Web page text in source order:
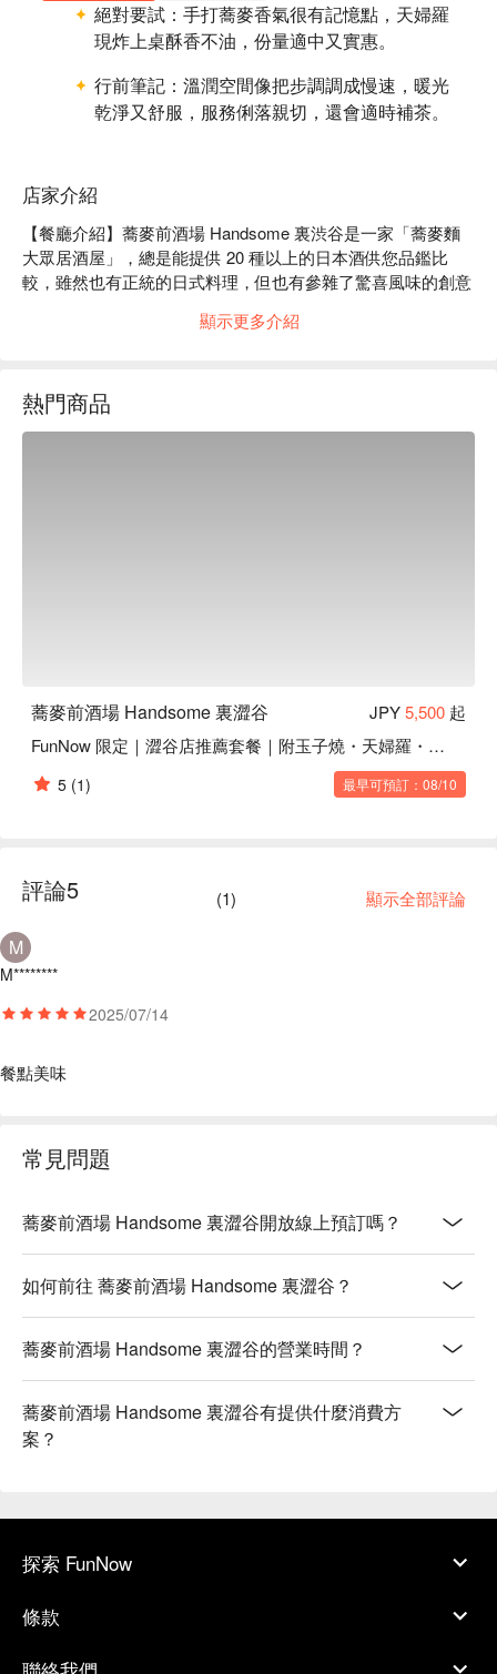
絕對要試： 手打蕎麥香氣很有記憶點，天婦羅
現炸上桌酥香不油，份量適中又實惠。
行前筆記： 溫潤空間像把步調調成慢速，暖光
乾淨又舒服，服務俐落親切，還會適時補茶。
店家介紹
【餐廳介紹】蕎麥前酒場 Handsome 裏渋谷是一家「蕎麥麵
大眾居酒屋」，總是能提供 20 種以上的日本酒供您品鑑比
較，雖然也有正統的日式料理，但也有參雜了驚喜風味的創意
附近不妨將它放進口袋清單 ~
【口碑好評】Google 4.2 星好評推薦⭐️
【更多推薦】位於澀谷的十字路口、MIYASHITA PARK、澀谷
顯示更多介紹
熱門商品
蕎麥前酒場 Handsome 裏澀谷 JPY5,500 起
FunNow 限定｜澀谷店推薦套餐｜附玉子燒・天婦羅・手打蕎麥麵
5 (1) 最早可預訂：08/10
評論5 (1) 顯示全部評論
M
M********
2025/07/14
餐點美味
常見問題
蕎麥前酒場 Handsome 裏澀谷開放線上預訂嗎？
如何前往 蕎麥前酒場 Handsome 裏澀谷？
蕎麥前酒場 Handsome 裏澀谷的營業時間？
蕎麥前酒場 Handsome 裏澀谷有提供什麼消費方
案？
探索 FunNow
條款